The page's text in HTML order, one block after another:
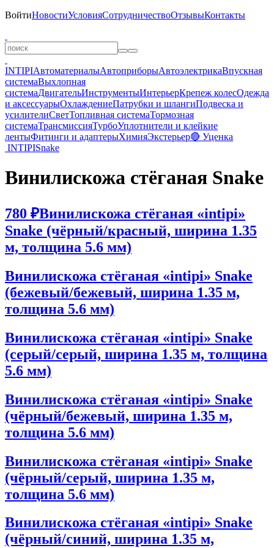
ВойтиНовостиУсловияСотрудничествоОтзывыКонтакты
INTIPIАвтоматериалыАвтоприборыАвтоэлектрикаВпускная
системаВыхлопная
системаДвигательИнструментыИнтерьерКрепеж колесОдежда
и аксессуарыОхлаждениеПатрубки и шлангиПодвеска и
усилителиСветТопливная системаТормозная
системаТрансмиссияТурбоУплотнители и клейкие
лентыФитинги и адаптерыХимияЭкстерьер🔴 Уценка
INTIPISnake
Винилискожа стёганая Snake
780 ₽Винилискожа стёганая «intipi»
Snake (чёрный/красный, ширина 1.35
м, толщина 5.6 мм)
Винилискожа стёганая «intipi» Snake
(бежевый/бежевый, ширина 1.35 м,
толщина 5.6 мм)
Винилискожа стёганая «intipi» Snake
(серый/серый, ширина 1.35 м, толщина
5.6 мм)
Винилискожа стёганая «intipi» Snake
(чёрный/бежевый, ширина 1.35 м,
толщина 5.6 мм)
Винилискожа стёганая «intipi» Snake
(чёрный/серый, ширина 1.35 м,
толщина 5.6 мм)
Винилискожа стёганая «intipi» Snake
(чёрный/синий, ширина 1.35 м,